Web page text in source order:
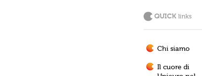
QUICK links
Chi siamo
Il cuore di